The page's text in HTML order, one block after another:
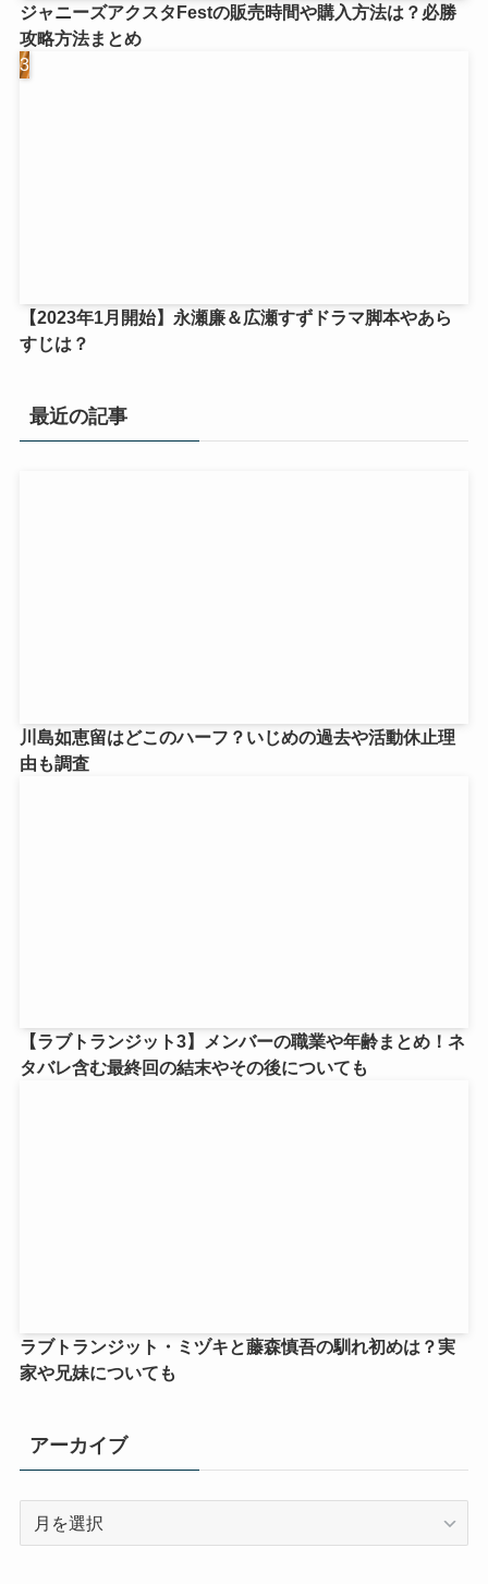
ジャニーズアクスタFestの販売時間や購入方法は？必勝
攻略方法まとめ
【2023年1月開始】永瀬廉＆広瀬すずドラマ脚本やあら
すじは？
最近の記事
川島如恵留はどこのハーフ？いじめの過去や活動休止理
由も調査
【ラブトランジット3】メンバーの職業や年齢まとめ！ネ
タバレ含む最終回の結末やその後についても
ラブトランジット・ミヅキと藤森慎吾の馴れ初めは？実
家や兄妹についても
アーカイブ